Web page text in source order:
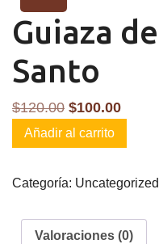
Guiaza
Santo
$120.00 El
precio
original
$120.00.
$100.00El
actual
Guiaza
del
Santo
Añadir al carrito
Categoría: Uncategorized
Valoraciones (0)